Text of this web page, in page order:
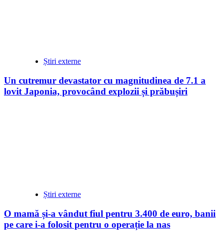
Știri externe
Un cutremur devastator cu magnitudinea de 7.1 a
lovit Japonia, provocând explozii și prăbușiri
Știri externe
O mamă și-a vândut fiul pentru 3.400 de euro, banii
pe care i-a folosit pentru o operație la nas